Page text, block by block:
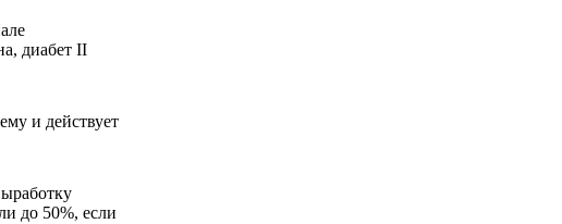
диабет II
и действует
до 50%, если